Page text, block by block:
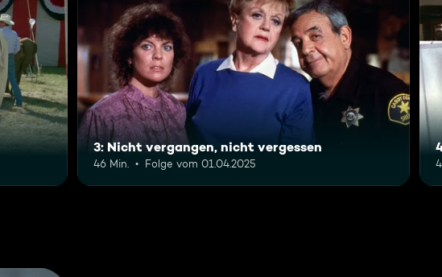
3: Nicht vergangen, nicht vergessen
46 Min. Folge vom 01.04.2025